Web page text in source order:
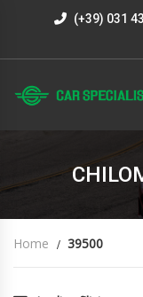
(+39) 031
Home 39500